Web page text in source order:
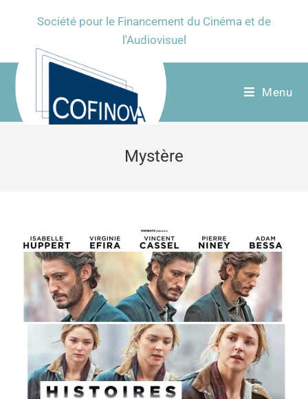
Société pour le Financement du Cinéma et de
l'Audiovisuel
Menu
Mystère